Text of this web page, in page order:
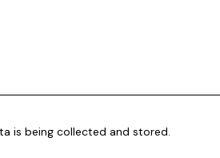
is being collected and stored.